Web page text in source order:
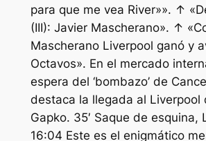
para que me vea River»». ↑
(III): Javier Mascherano». ↑
Mascherano Liverpool ganó y
Octavos». En el mercado
espera del ‘bombazo’ de
destaca la llegada al Liverpool
Gapko. 35′ Saque de esquina,
16:04 Este es el enigmático